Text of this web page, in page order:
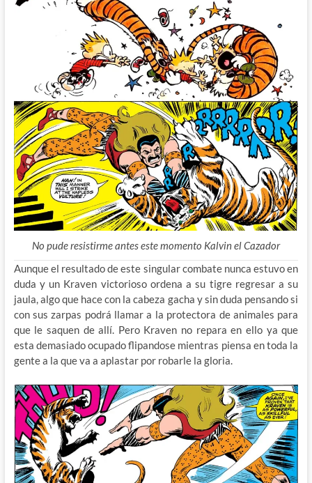
No pude resistirme antes este momento Kalvin el Cazador
Aunque el resultado de este singular combate nunca estuvo en
duda y un Kraven victorioso ordena a su tigre regresar a su
jaula, algo que hace con la cabeza gacha y sin duda pensando si
con sus zarpas podrá llamar a la protectora de animales para
que le saquen de allí. Pero Kraven no repara en ello ya que
esta demasiado ocupado flipandose mientras piensa en toda la
gente a la que va a aplastar por robarle la gloria.